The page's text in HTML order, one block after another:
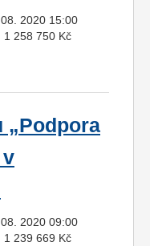
2020 15:00
1 258 750 Kč
„Podpora
2020 09:00
1 239 669 Kč